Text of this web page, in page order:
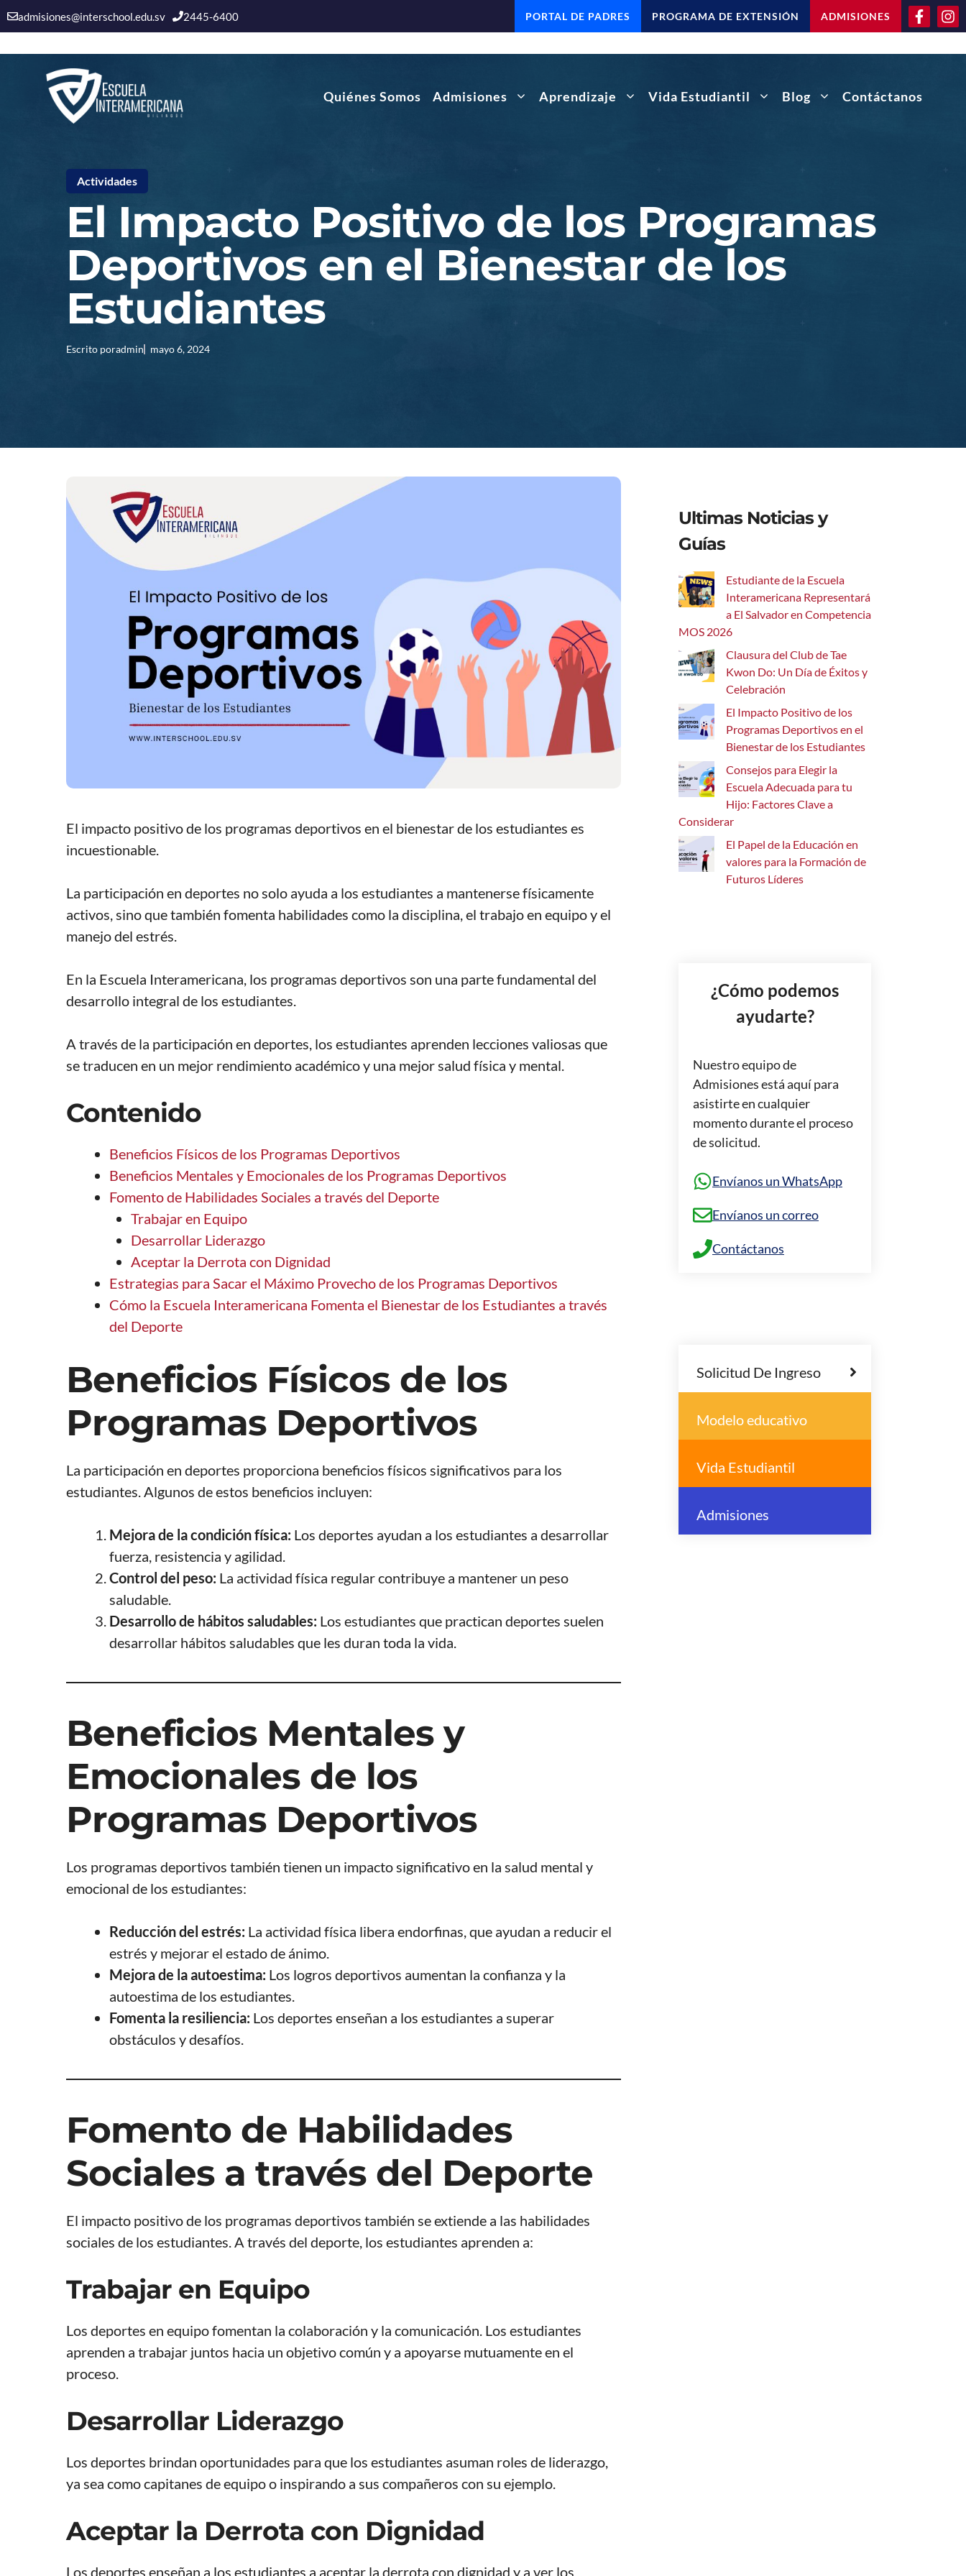
admisiones@interschool.edu.sv 2445-6400 PORTAL DE PADRES PROGRAMA DE EXTENSIÓN ADMISIONES
contenido
Quiénes Somos Admisiones Aprendizaje Vida Estudiantil Blog Contáctanos
Actividades
El Impacto Positivo de los Programas
Deportivos en el Bienestar de los
Estudiantes
Escrito poradmin mayo 6, 2024
El impacto positivo de los programas deportivos en el bienestar de los estudiantes es
incuestionable.
La participación en deportes no solo ayuda a los estudiantes a mantenerse físicamente
activos, sino que también fomenta habilidades como la disciplina, el trabajo en equipo y el
manejo del estrés.
En la Escuela Interamericana, los programas deportivos son una parte fundamental del
desarrollo integral de los estudiantes.
A través de la participación en deportes, los estudiantes aprenden lecciones valiosas que
se traducen en un mejor rendimiento académico y una mejor salud física y mental.
Contenido
Beneficios Físicos de los Programas Deportivos
Beneficios Mentales y Emocionales de los Programas Deportivos
Fomento de Habilidades Sociales a través del Deporte
Trabajar en Equipo
Desarrollar Liderazgo
Aceptar la Derrota con Dignidad
Estrategias para Sacar el Máximo Provecho de los Programas Deportivos
Cómo la Escuela Interamericana Fomenta el Bienestar de los Estudiantes a través
del Deporte
Beneficios Físicos de los
Programas Deportivos
La participación en deportes proporciona beneficios físicos significativos para los
estudiantes. Algunos de estos beneficios incluyen:
Mejora de la condición física: Los deportes ayudan a los estudiantes a desarrollar
fuerza, resistencia y agilidad.
Control del peso: La actividad física regular contribuye a mantener un peso
saludable.
Desarrollo de hábitos saludables: Los estudiantes que practican deportes suelen
desarrollar hábitos saludables que les duran toda la vida.
Beneficios Mentales y
Emocionales de los
Programas Deportivos
Los programas deportivos también tienen un impacto significativo en la salud mental y
emocional de los estudiantes:
Reducción del estrés: La actividad física libera endorfinas, que ayudan a reducir el
estrés y mejorar el estado de ánimo.
Mejora de la autoestima: Los logros deportivos aumentan la confianza y la
autoestima de los estudiantes.
Fomenta la resiliencia: Los deportes enseñan a los estudiantes a superar
obstáculos y desafíos.
Fomento de Habilidades
Sociales a través del Deporte
El impacto positivo de los programas deportivos también se extiende a las habilidades
sociales de los estudiantes. A través del deporte, los estudiantes aprenden a:
Trabajar en Equipo
Los deportes en equipo fomentan la colaboración y la comunicación. Los estudiantes
aprenden a trabajar juntos hacia un objetivo común y a apoyarse mutuamente en el
proceso.
Desarrollar Liderazgo
Los deportes brindan oportunidades para que los estudiantes asuman roles de liderazgo,
ya sea como capitanes de equipo o inspirando a sus compañeros con su ejemplo.
Aceptar la Derrota con Dignidad
Los deportes enseñan a los estudiantes a aceptar la derrota con dignidad y a ver los
Ultimas Noticias y
Guías
Estudiante de la Escuela
Interamericana Representará
a El Salvador en Competencia
MOS 2026
Clausura del Club de Tae
Kwon Do: Un Día de Éxitos y
Celebración
El Impacto Positivo de los
Programas Deportivos en el
Bienestar de los Estudiantes
Consejos para Elegir la
Escuela Adecuada para tu
Hijo: Factores Clave a
Considerar
El Papel de la Educación en
valores para la Formación de
Futuros Líderes
¿Cómo podemos
ayudarte?
Nuestro equipo de
Admisiones está aquí para
asistirte en cualquier
momento durante el proceso
de solicitud.
Envíanos un WhatsApp
Envíanos un correo
Contáctanos
Solicitud De Ingreso
Modelo educativo
Vida Estudiantil
Admisiones